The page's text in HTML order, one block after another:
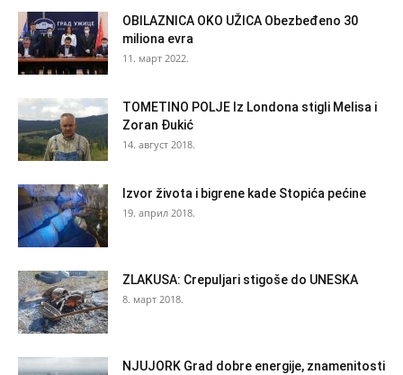
OBILAZNICA OKO UŽICA Obezbeđeno 30
miliona evra
11. март 2022.
TOMETINO POLJE Iz Londona stigli Melisa i
Zoran Đukić
14. август 2018.
Izvor života i bigrene kade Stopića pećine
19. април 2018.
ZLAKUSA: Crepuljari stigoše do UNESKA
8. март 2018.
NJUJORK Grad dobre energije, znamenitosti